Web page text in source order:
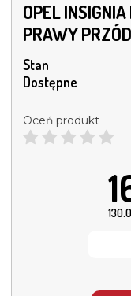
OPEL
PRAWY
Stan
Dostępne
Oceń produkt